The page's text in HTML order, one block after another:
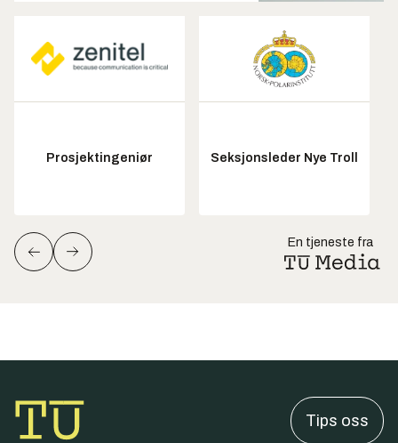
Prosjektingeniør Seksjonsleder Nye Troll
En tjeneste fra
Tips oss